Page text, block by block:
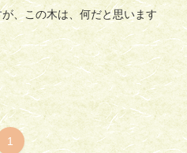
、この木は、何だと思います
1